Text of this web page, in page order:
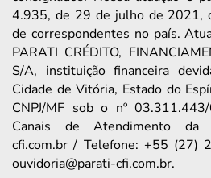
4.935, de 29 de julho de 2021,
de correspondentes no país.
PARATI CRÉDITO,
S/A, instituição financeira
Cidade de Vitória, Estado do
CNPJ/MF sob o nº
Canais de Atendimento da
cfi.com.br / Telefone: +55 (27)
ouvidoria@parati-cfi.com.br.